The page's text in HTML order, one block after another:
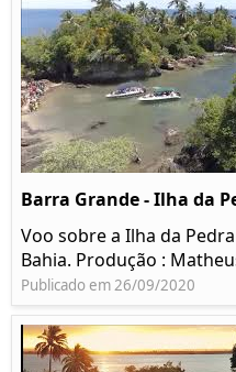
Barra Grande - Ilha da
Voo sobre a Ilha da
Bahia. Produção :
Publicado em 26/09/2020